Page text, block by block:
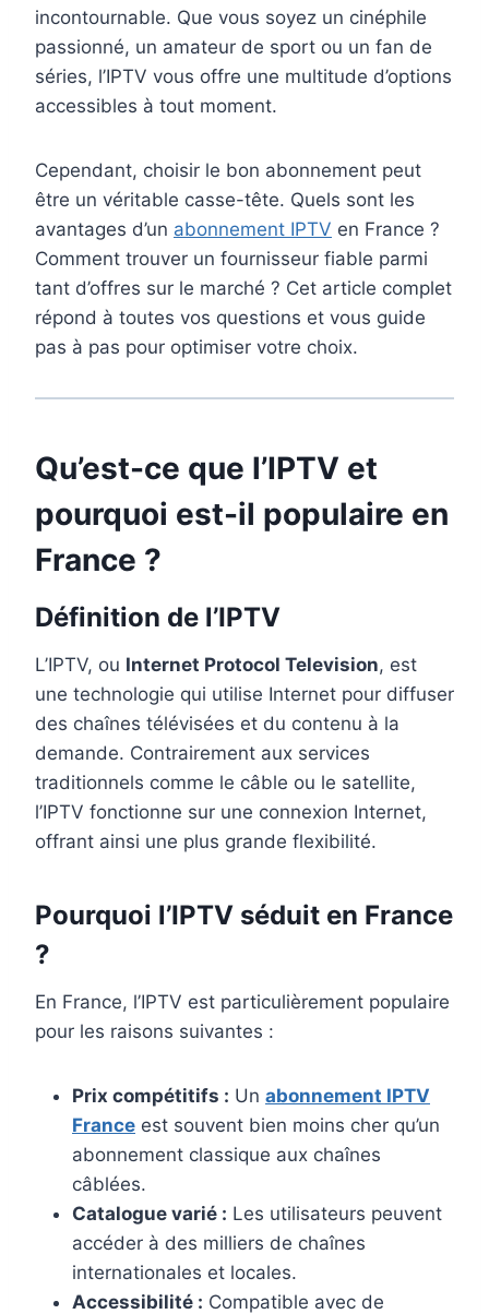
incontournable. Que vous soyez un cinéphile
passionné, un amateur de sport ou un fan de
séries, l’IPTV vous offre une multitude d’options
accessibles à tout moment.
Cependant, choisir le bon abonnement peut
être un véritable casse-tête. Quels sont les
avantages d’un abonnement IPTV en France ?
Comment trouver un fournisseur fiable parmi
tant d’offres sur le marché ? Cet article complet
répond à toutes vos questions et vous guide
pas à pas pour optimiser votre choix.
Qu’est-ce que l’IPTV et
pourquoi est-il populaire en
France ?
Définition de l’IPTV
L’IPTV, ou Internet Protocol Television, est
une technologie qui utilise Internet pour diffuser
des chaînes télévisées et du contenu à la
demande. Contrairement aux services
traditionnels comme le câble ou le satellite,
l’IPTV fonctionne sur une connexion Internet,
offrant ainsi une plus grande flexibilité.
Pourquoi l’IPTV séduit en France
?
En France, l’IPTV est particulièrement populaire
pour les raisons suivantes :
Prix compétitifs : Un abonnement IPTV
France est souvent bien moins cher qu’un
abonnement classique aux chaînes
câblées.
Catalogue varié : Les utilisateurs peuvent
accéder à des milliers de chaînes
internationales et locales.
Accessibilité : Compatible avec de